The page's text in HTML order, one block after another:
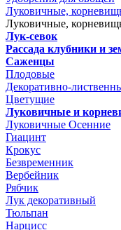
Луковичные,
Луковичные,
Лук-севок
Рассада клубники и
Саженцы
Плодовые
Декоративно-
Цветущие
Луковичные и
Луковичные Осенние
Гиацинт
Крокус
Безвременник
Вербейник
Рябчик
Лук декоративный
Тюльпан
Нарцисс